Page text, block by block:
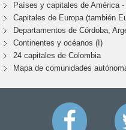
Países y capitales de América -
Capitales de Europa (también
Departamentos de Córdoba,
Continentes y océanos (I)
24 capitales de Colombia
Mapa de comunidades